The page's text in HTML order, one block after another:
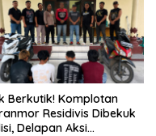
Berkutik! Komplotan
Residivis Dibekuk
Delapan Aksi